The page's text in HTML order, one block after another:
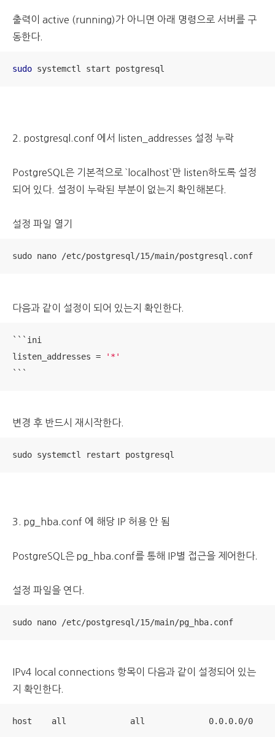
출력이 active (running)가 아니면 아래 명령으로 서버를 구
동한다.
sudo systemctl start postgresql
2. postgresql.conf 에서 listen_addresses 설정 누락
PostgreSQL은 기본적으로 `localhost`만 listen하도록 설정
되어 있다. 설정이 누락된 부분이 없는지 확인해본다.
설정 파일 열기
sudo nano /etc/postgresql/15/main/postgresql.conf
다음과 같이 설정이 되어 있는지 확인한다.
```ini
listen_addresses =
'*'
```
변경 후 반드시 재시작한다.
sudo systemctl restart postgresql
3. pg_hba.conf 에 해당 IP 허용 안 됨
PostgreSQL은 pg_hba.conf를 통해 IP별 접근을 제어한다.
설정 파일을 연다.
sudo nano /etc/postgresql/15/main/pg_hba.conf
IPv4 local connections 항목이 다음과 같이 설정되어 있는
지 확인한다.
host    all             all             0.0.0.0/0